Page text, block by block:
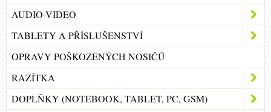
AUDIO-VIDEO
TABLETY A PŘÍSLUŠENSTVÍ
OPRAVY POŠKOZENÝCH NOSIČŮ
RAZÍTKA
DOPLŇKY (NOTEBOOK, TABLET, PC, GSM)